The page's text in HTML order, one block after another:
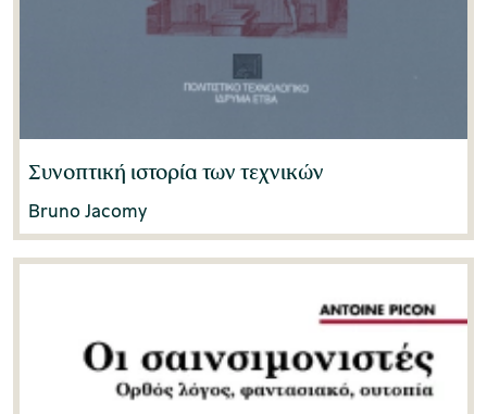
Συνοπτική ιστορία των τεχνικών
Bruno Jacomy